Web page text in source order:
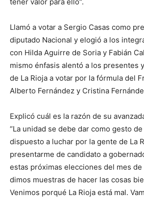
Llamó a votar a Sergio Casas como
diputado Nacional y elogió a los
con Hilda Aguirre de Soria y Fabián
mismo énfasis alentó a los presentes
de La Rioja a votar por la fórmula del
Alberto Fernández y Cristina
Explicó cuál es la razón de su
“La unidad se debe dar como gesto
dispuesto a luchar por la gente de La
presentarme de candidato a
estas próximas elecciones del mes
dimos muestras de hacer las cosas
Venimos porqué La Rioja está mal.